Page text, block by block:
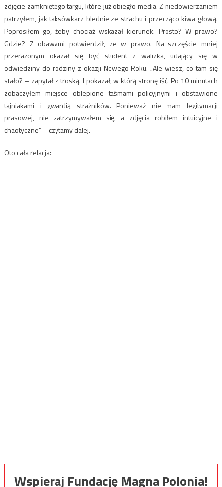
zdjęcie zamkniętego targu, które już obiegło media. Z niedowierzaniem
patrzyłem, jak taksówkarz blednie ze strachu i przecząco kiwa głową.
Poprosiłem go, żeby chociaż wskazał kierunek. Prosto? W prawo?
Gdzie? Z obawami potwierdził, ze w prawo. Na szczęście mniej
przerażonym okazał się być student z walizka, udający się w
odwiedziny do rodziny z okazji Nowego Roku. „Ale wiesz, co tam się
stało? – zapytał z troską. I pokazał, w którą stronę iść. Po 10 minutach
zobaczyłem miejsce oblepione taśmami policyjnymi i obstawione
tajniakami i gwardią strażników. Ponieważ nie mam legitymacji
prasowej, nie zatrzymywałem się, a zdjęcia robiłem intuicyjne i
chaotyczne” – czytamy dalej.
Oto cała relacja:
Wspieraj Fundację Magna Polonia!